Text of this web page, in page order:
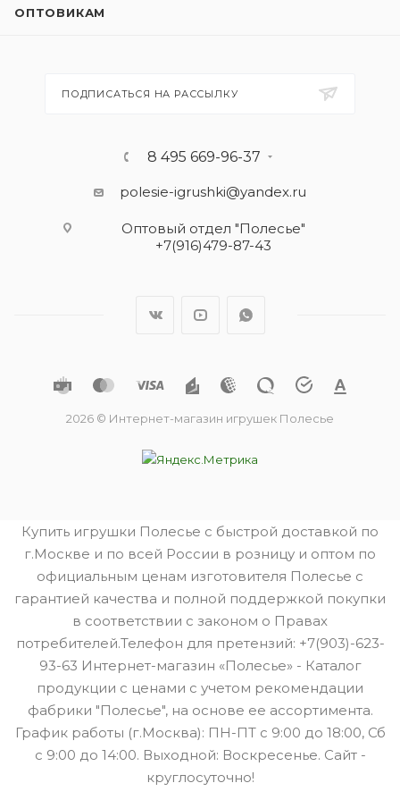
ОПТОВИКАМ
ПОДПИСАТЬСЯ НА РАССЫЛКУ
8 495 669-96-37
polesie-igrushki@yandex.ru
Оптовый отдел "Полесье"
+7(916)479-87-43
2026 © Интернет-магазин игрушек Полесье
Купить игрушки Полесье с быстрой доставкой по
г.Москве и по всей России в розницу и оптом по
официальным ценам изготовителя Полесье с
гарантией качества и полной поддержкой покупки
в соответствии с законом о Правах
потребителей.Телефон для претензий: +7(903)-623-
93-63 Интернет-магазин «Полесье» - Каталог
продукции с ценами с учетом рекомендации
фабрики "Полесье", на основе ее ассортимента.
График работы (г.Москва): ПН-ПТ с 9:00 до 18:00, Сб
с 9:00 до 14:00. Выходной: Воскресенье. Сайт -
круглосуточно!